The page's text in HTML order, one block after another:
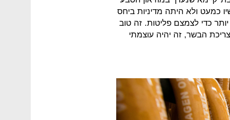
כמעט ולא היתה מדיניות ביחס
כדי לצמצם פליטות. זה טוב
הבשר, זה יהיה עוצמתי